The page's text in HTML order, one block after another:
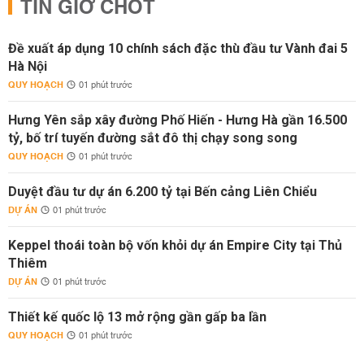
TIN GIỜ CHÓT
Đề xuất áp dụng 10 chính sách đặc thù đầu tư Vành đai 5
Hà Nội
QUY HOẠCH 01 phút trước
Hưng Yên sắp xây đường Phố Hiến - Hưng Hà gần 16.500
tỷ, bố trí tuyến đường sắt đô thị chạy song song
QUY HOẠCH 01 phút trước
Duyệt đầu tư dự án 6.200 tỷ tại Bến cảng Liên Chiểu
DỰ ÁN 01 phút trước
Keppel thoái toàn bộ vốn khỏi dự án Empire City tại Thủ
Thiêm
DỰ ÁN 01 phút trước
Thiết kế quốc lộ 13 mở rộng gần gấp ba lần
QUY HOẠCH 01 phút trước